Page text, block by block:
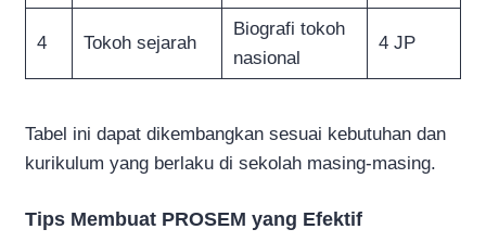
4 Tokoh sejarah
Biografi tokoh
nasional
4 JP
Tabel ini dapat dikembangkan sesuai kebutuhan dan
kurikulum yang berlaku di sekolah masing-masing.
Tips Membuat PROSEM yang Efektif